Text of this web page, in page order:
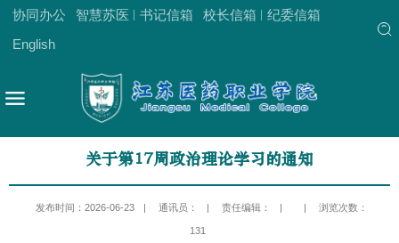
协同办公 智慧苏医 书记信箱 校长信箱
纪委信箱
English
关于第17周政治理论学习的通知
发布时间：2026-06-23 | 通讯员： | 责任编辑： | | 浏览次数：
131